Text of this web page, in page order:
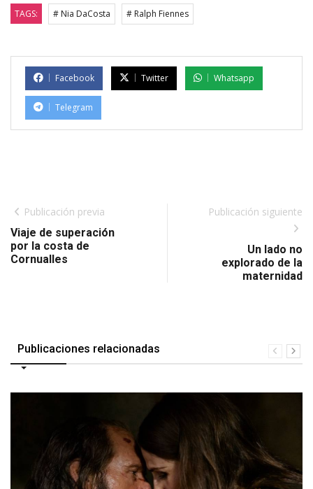
TAGS: # Nia DaCosta # Ralph Fiennes
Facebook Twitter Whatsapp
Telegram
Publicación previa
Viaje de superación
por la costa de
Cornualles
Publicación siguiente
Un lado no
explorado de la
maternidad
Publicaciones relacionadas